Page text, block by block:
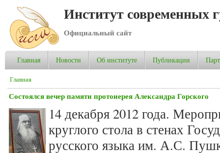
Институт современных
Официальный сайт
Главная Новости Об институте Публикации
Вы здесь
Главная
Состоялся вечер памяти протоиерея Александра Горского
14 декабря 2012 года.
круглого стола в стенах
русского языка им. А.С.